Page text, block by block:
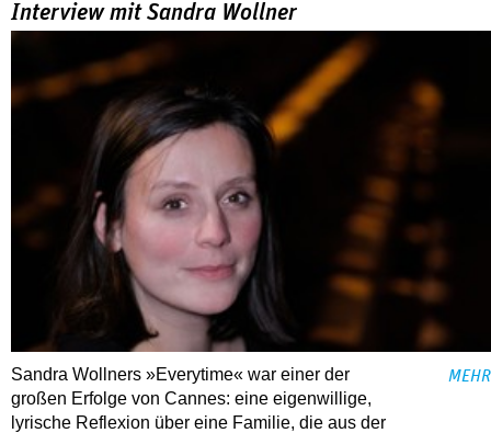
Interview mit Sandra Wollner
Sandra Wollners »Everytime« war einer der
großen Erfolge von Cannes: eine eigenwillige,
lyrische Reflexion über eine ­Familie, die aus der
MEHR